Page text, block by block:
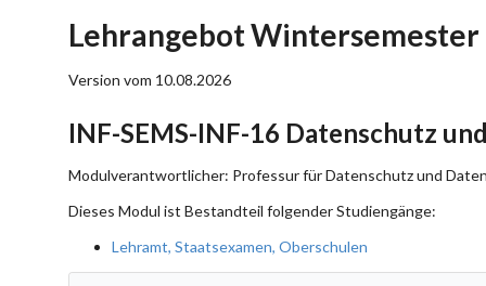
Lehrangebot Wintersemester
Version vom 10.08.2026
INF-SEMS-INF-16 Datenschutz
Modulverantwortlicher: Professur für Datenschutz und
Dieses Modul ist Bestandteil folgender Studiengänge:
Lehramt, Staatsexamen, Oberschulen